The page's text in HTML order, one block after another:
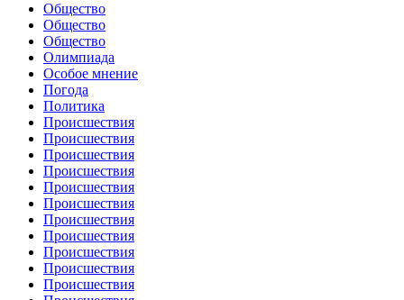
Общество
Общество
Общество
Олимпиада
Особое мнение
Погода
Политика
Происшествия
Происшествия
Происшествия
Происшествия
Происшествия
Происшествия
Происшествия
Происшествия
Происшествия
Происшествия
Происшествия